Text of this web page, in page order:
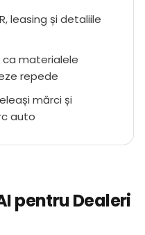
leasing și detaliile
ca materialele
repede
mărci și
auto
pentru Dealeri